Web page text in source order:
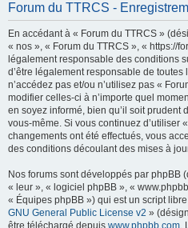
Forum du TTRCS -
En accédant à « Forum du TTRCS »
« nos », « Forum du TTRCS », « https://
légalement responsable des conditions
d’être légalement responsable de
n’accédez pas et/ou n’utilisez pas «
modifier celles-ci à n’importe quel
en soyez informé, bien qu’il soit
vous-même. Si vous continuez d’utiliser
changements ont été effectués, vous
des conditions découlant des mises à
Nos forums sont développés par phpBB
« leur », « logiciel phpBB », «
« Équipes phpBB ») qui est un script
GNU General Public License v2 »
être téléchargé depuis www.phpbb.com.